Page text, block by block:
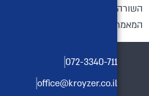
השורה התחתונה פשוטה – מהירות
המאמר עלה באדיבות סרגיי פיסמני.
072-3340-711
office@kroyzer.co.il